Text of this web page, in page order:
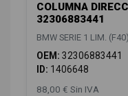
COLUMNA
32306883441
BMW SERIE 1 LIM.
OEM: 32306883441
ID: 1406648
88,00 € Sin IVA